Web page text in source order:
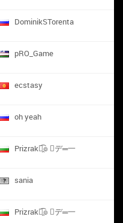
DominikSTorenta
pRO_Game
ecstasy
oh yeah
Prizrak๏̯͡๏ ︻デ═一
sania
Prizrak๏̯͡๏ ︻デ═一